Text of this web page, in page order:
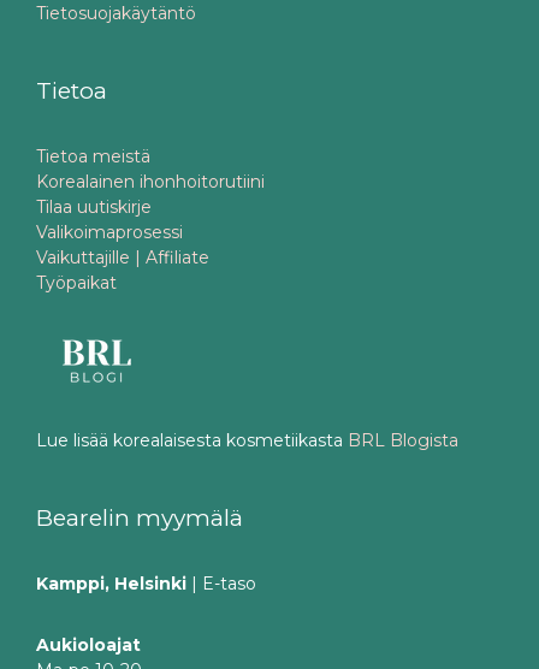
Tietosuojakäytäntö
Tietoa
Tietoa meistä
Korealainen ihonhoitorutiini
Tilaa uutiskirje
Valikoimaprosessi
Vaikuttajille | Affiliate
Työpaikat
Lue lisää korealaisesta kosmetiikasta BRL Blogista
Bearelin myymälä
Kamppi, Helsinki | E-taso
Aukioloajat